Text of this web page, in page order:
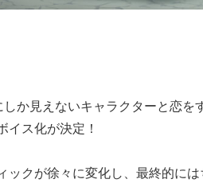
か見えないキャラクターと恋を
イス化が決定！
ックが徐々に変化し、最終的に